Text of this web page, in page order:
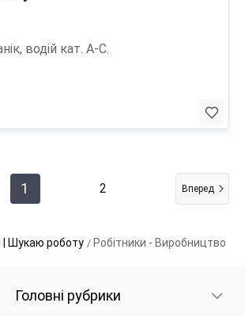
коллектив до
Работа с ручным и
водій кат. А-С.
1 2 Вперед
Шукаю роботу Робітники - Виробництво
Головні рубрики